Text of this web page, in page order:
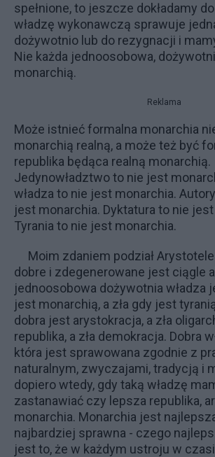
spełnione, to jeszcze dokładamy
władzę wykonawczą sprawuje
dożywotnio lub do rezygnacji i
Nie każda jednoosobowa,
monarchią.
Reklama
Może istnieć formalna monarchia
monarchią realną, a może też być
republika będąca realną monarchią.
Jedynowładztwo to nie jest
władza to nie jest monarchia.
jest monarchia. Dyktatura to nie
Tyrania to nie jest monarchia.
Moim zdaniem podział
dobre i zdegenerowane jest ciągle
jednoosobowa dożywotnia władza
jest monarchią, a zła gdy jest
dobra jest arystokracja, a zła
republika, a zła demokracja. Dobra
która jest sprawowana zgodnie z
naturalnym, zwyczajami, tradycją i
dopiero wtedy, gdy taką władzę
zastanawiać czy lepsza republika,
monarchia. Monarchia jest
najbardziej sprawna - czego
jest to, że w każdym ustroju w